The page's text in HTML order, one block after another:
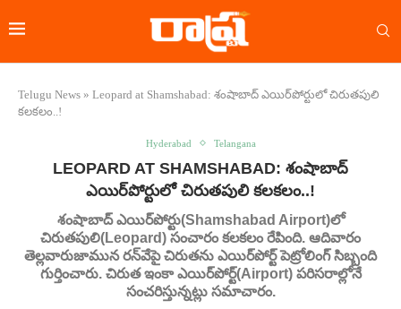
Telugu News » Leopard at Shamshabad: శంషాబాద్ ఎయిర్‌పోర్టులో చిరుతపులి
కలకలం..!
Hyderabad Telangana
LEOPARD AT SHAMSHABAD: శంషాబాద్
ఎయిర్‌పోర్టులో చిరుతపులి కలకలం..!
శంషాబాద్ ఎయిర్‌పోర్టు(Shamshabad Airport)లో
చిరుతపులి(Leopard) సంచారం కలకలం రేపింది. ఆదివారం
తెల్లవారుజామున రన్‌వేపై చిరుతను ఎయిర్‌పోర్ట్ పెట్రోలింగ్ సిబ్బంది
గుర్తించారు. చిరుత ఇంకా ఎయిర్‌పోర్ట్(Airport) పరిసరాల్లోనే
సంచరిస్తున్నట్లు సమాచారం.